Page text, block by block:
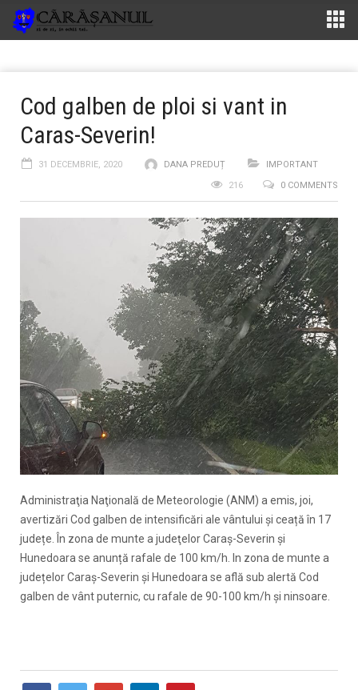
Cod galben de ploi si vant in
Caras-Severin!
31 DECEMBRIE, 2020 DANA PREDUȚ
IMPORTANT
0 COMMENTS
216
Administraţia Naţională de Meteorologie (ANM) a emis, joi,
avertizări Cod galben de intensificări ale vântului și ceață în 17
județe. În zona de munte a judeţelor Caraş-Severin și
Hunedoara se anunță rafale de 100 km/h. In zona de munte a
județelor Caraş-Severin și Hunedoara se află sub alertă Cod
galben de vânt puternic, cu rafale de 90-100 km/h și ninsoare.